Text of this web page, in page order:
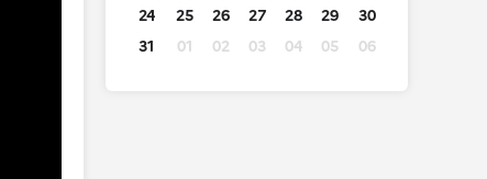
24
25 26 27 28 29
30
31
01 02 03 04 05 06